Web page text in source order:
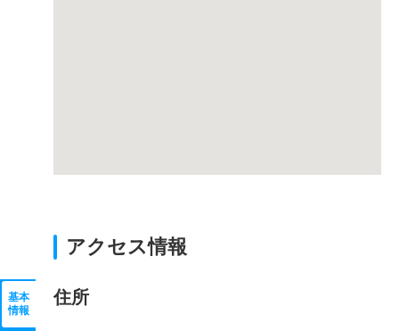
基本
情報
アクセス情報
住所